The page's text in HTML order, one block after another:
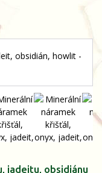
jadeitu, obsidiánu